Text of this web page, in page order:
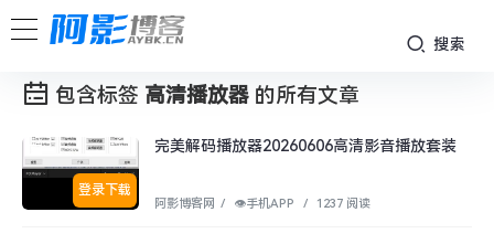
搜索
包含标签 高清播放器 的所有文章
登录下载
完美解码播放器20260606高清影音播放套装
阿影博客网 / 👁︎手机APP / 1237 阅读